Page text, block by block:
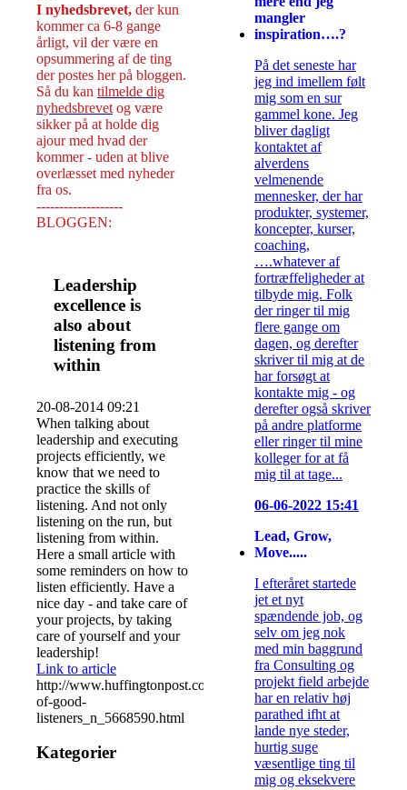
I nyhedsbrevet, der kun
kommer ca 6-8 gange
årligt, vil der være en
opsummering af de ting
der postes her på bloggen.
Så du kan tilmelde dig
nyhedsbrevet og være
sikker på at holde dig
ajour med hvad der
kommer - uden at blive
overlæsset med nyheder
fra os.
-------------------
BLOGGEN:
Leadership
excellence is
also about
listening from
within
20-08-2014 09:21
When talking about
leadership and executing
projects efficiently, we
know that we need to
practice the skills of
listening. And not only
listening on the run, but
listening from within.
Here a small article with
some reminders on how to
listen efficiently. Have a
nice day - and take care of
your projects, by taking
care of yourself and your
leadership!
Link to article
http://www.huffingtonpost.com/2014/08/14/habits-
of-good-
listeners_n_5668590.html
Kategorier
mangler
inspiration….?
På det seneste har
jeg ind imellem følt
mig som en sur
gammel kone. Jeg
bliver dagligt
kontaktet af
alverdens
velmenende
mennesker, der har
produkter, systemer,
koncepter, kurser,
coaching,
….whatever af
fortræffeligheder at
tilbyde mig. Folk
der ringer til mig
flere gange om
dagen, og derefter
skriver til mig at de
har forsøgt at
kontakte mig - og
derefter også skriver
på andre platforme
eller ringer til mine
kolleger for at få
mig til at tage...
06-06-2022 15:41
Lead, Grow,
Move.....
I efteråret startede
jet et nyt
spændende job, og
selv om jeg nok
med min baggrund
fra Consulting og
projekt field arbejde
har en relativ høj
parathed ifht at
lande nye steder,
hurtig suge
væsentlige ting til
mig og eksekvere